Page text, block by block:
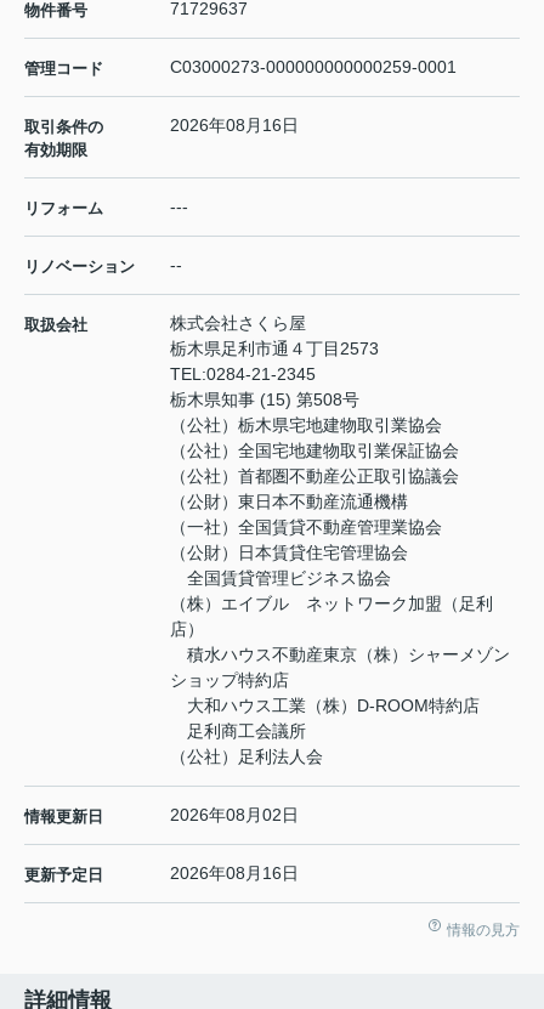
物件番号 71729637
管理コード C03000273-000000000000259-0001
取引条件の
有効期限
2026年08月16日
リフォーム ---
リノベーション --
取扱会社
株式会社さくら屋
栃木県足利市通４丁目2573
TEL:0284-21-2345
栃木県知事 (15) 第508号
（公社）栃木県宅地建物取引業協会
（公社）全国宅地建物取引業保証協会
（公社）首都圏不動産公正取引協議会
（公財）東日本不動産流通機構
（一社）全国賃貸不動産管理業協会
（公財）日本賃貸住宅管理協会
全国賃貸管理ビジネス協会
（株）エイブル ネットワーク加盟（足利
店）
積水ハウス不動産東京（株）シャーメゾン
ショップ特約店
大和ハウス工業（株）D-ROOM特約店
足利商工会議所
（公社）足利法人会
情報更新日 2026年08月02日
更新予定日 2026年08月16日
情報の見方
詳細情報